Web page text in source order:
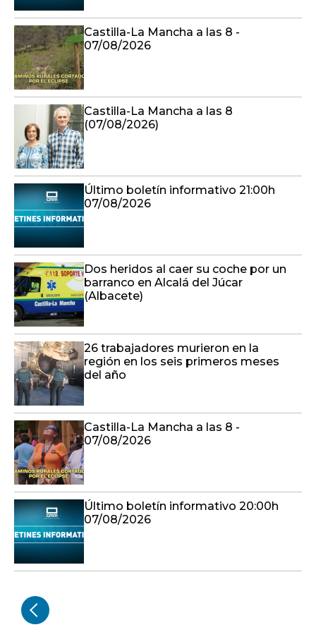
Castilla-La Mancha a las 8 -
07/08/2026
Castilla-La Mancha a las 8
(07/08/2026)
Último boletín informativo 21:00h
07/08/2026
Dos heridos al caer su coche por un
barranco en Alcalá del Júcar
(Albacete)
26 trabajadores murieron en la
región en los seis primeros meses
del año
Castilla-La Mancha a las 8 -
07/08/2026
Último boletín informativo 20:00h
07/08/2026